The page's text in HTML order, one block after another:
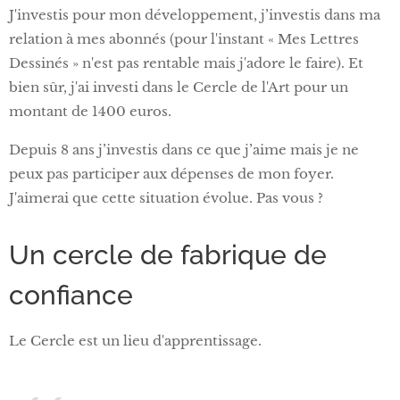
J'investis pour mon développement, j’investis dans ma
relation à mes abonnés (pour l'instant « Mes Lettres
Dessinés » n'est pas rentable mais j'adore le faire). Et
bien sûr, j'ai investi dans le Cercle de l'Art pour un
montant de 1400 euros.
Depuis 8 ans j’investis dans ce que j’aime mais je ne
peux pas participer aux dépenses de mon foyer.
J'aimerai que cette situation évolue. Pas vous ?
Un cercle de fabrique de
confiance
Le Cercle est un lieu d'apprentissage.